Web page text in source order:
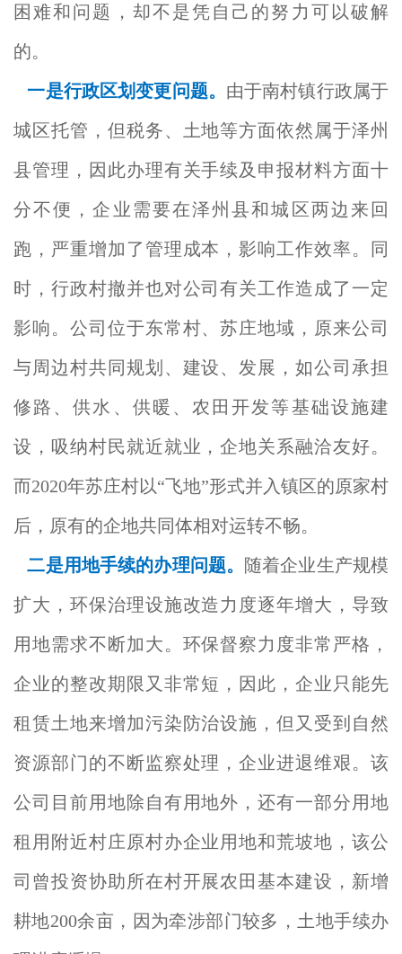
困难和问题，却不是凭自己的努力可以破解
的。
一是行政区划变更问题。 由于南村镇行政属于
城区托管，但税务、土地等方面依然属于泽州
县管理，因此办理有关手续及申报材料方面十
分不便，企业需要在泽州县和城区两边来回
跑，严重增加了管理成本，影响工作效率。同
时，行政村撤并也对公司有关工作造成了一定
影响。公司位于东常村、苏庄地域，原来公司
与周边村共同规划、建设、发展，如公司承担
修路、供水、供暖、农田开发等基础设施建
设，吸纳村民就近就业，企地关系融洽友好。
而2020年苏庄村以“飞地”形式并入镇区的原家村
后，原有的企地共同体相对运转不畅。
二是用地手续的办理问题。 随着企业生产规模
扩大，环保治理设施改造力度逐年增大，导致
用地需求不断加大。环保督察力度非常严格，
企业的整改期限又非常短，因此，企业只能先
租赁土地来增加污染防治设施，但又受到自然
资源部门的不断监察处理，企业进退维艰。该
公司目前用地除自有用地外，还有一部分用地
租用附近村庄原村办企业用地和荒坡地，该公
司曾投资协助所在村开展农田基本建设，新增
耕地200余亩，因为牵涉部门较多，土地手续办